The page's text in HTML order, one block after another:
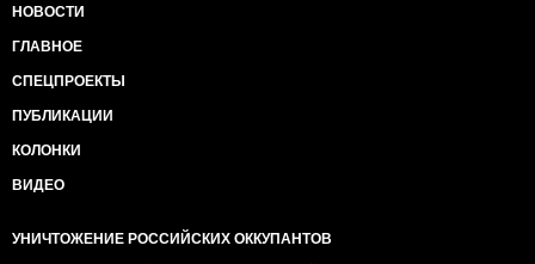
НОВОСТИ
ГЛАВНОЕ
СПЕЦПРОЕКТЫ
ПУБЛИКАЦИИ
КОЛОНКИ
ВИДЕО
УНИЧТОЖЕНИЕ РОССИЙСКИХ ОККУПАНТОВ